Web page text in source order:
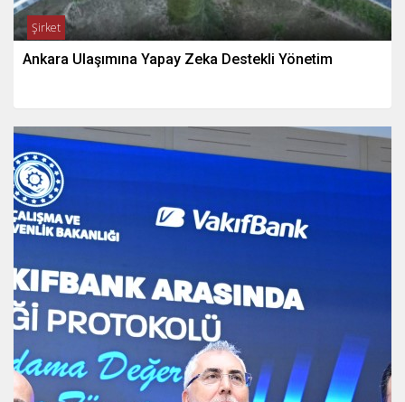
Şirket
Ankara Ulaşımına Yapay Zeka Destekli Yönetim